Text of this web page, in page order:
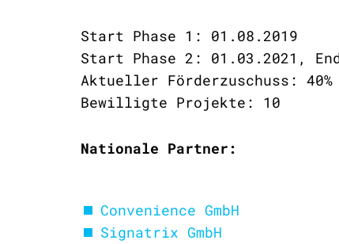
Start Phase 1: 01.08.2019
Start Phase 2: 01.03.2021,
Aktueller Förderzuschuss: 40%
Bewilligte Projekte: 10
Nationale Partner:
Convenience GmbH
Signatrix GmbH